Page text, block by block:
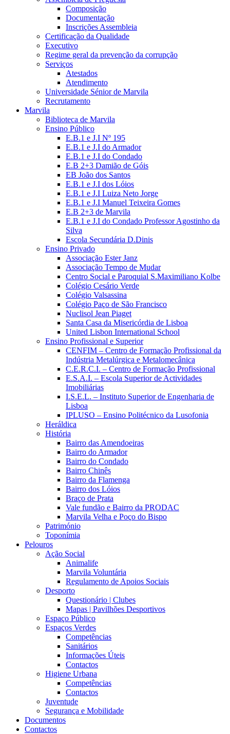
Composição
Documentação
Inscrições Assembleia
Certificação da Qualidade
Executivo
Regime geral da prevenção da corrupção
Serviços
Atestados
Atendimento
Universidade Sénior de Marvila
Recrutamento
Marvila
Biblioteca de Marvila
Ensino Público
E.B.1 e J.I Nº 195
E.B.1 e J.I do Armador
E.B.1 e J.I do Condado
E.B 2+3 Damião de Góis
EB João dos Santos
E.B.1 e J.I dos Lóios
E.B.1 e J.I Luiza Neto Jorge
E.B.1 e J.I Manuel Teixeira Gomes
E.B 2+3 de Marvila
E.B.1 e J.I do Condado Professor Agostinho da
Silva
Escola Secundária D.Dinis
Ensino Privado
Associação Ester Janz
Associação Tempo de Mudar
Centro Social e Paroquial S.Maximiliano Kolbe
Colégio Cesário Verde
Colégio Valsassina
Colégio Paço de São Francisco
Nuclisol Jean Piaget
Santa Casa da Misericórdia de Lisboa
United Lisbon International School
Ensino Profissional e Superior
CENFIM – Centro de Formação Profissional da
Indústria Metalúrgica e Metalomecânica
C.E.R.C.I. – Centro de Formação Profissional
E.S.A.I. – Escola Superior de Actividades
Imobiliárias
I.S.E.L. – Instituto Superior de Engenharia de
Lisboa
IPLUSO – Ensino Politécnico da Lusofonia
Heráldica
História
Bairro das Amendoeiras
Bairro do Armador
Bairro do Condado
Bairro Chinês
Bairro da Flamenga
Bairro dos Lóios
Braço de Prata
Vale fundão e Bairro da PRODAC
Marvila Velha e Poço do Bispo
Património
Toponímia
Pelouros
Ação Social
Animalife
Marvila Voluntária
Regulamento de Apoios Sociais
Desporto
Questionário | Clubes
Mapas | Pavilhões Desportivos
Espaço Público
Espaços Verdes
Competências
Sanitários
Informações Úteis
Contactos
Higiene Urbana
Competências
Contactos
Juventude
Segurança e Mobilidade
Documentos
Contactos